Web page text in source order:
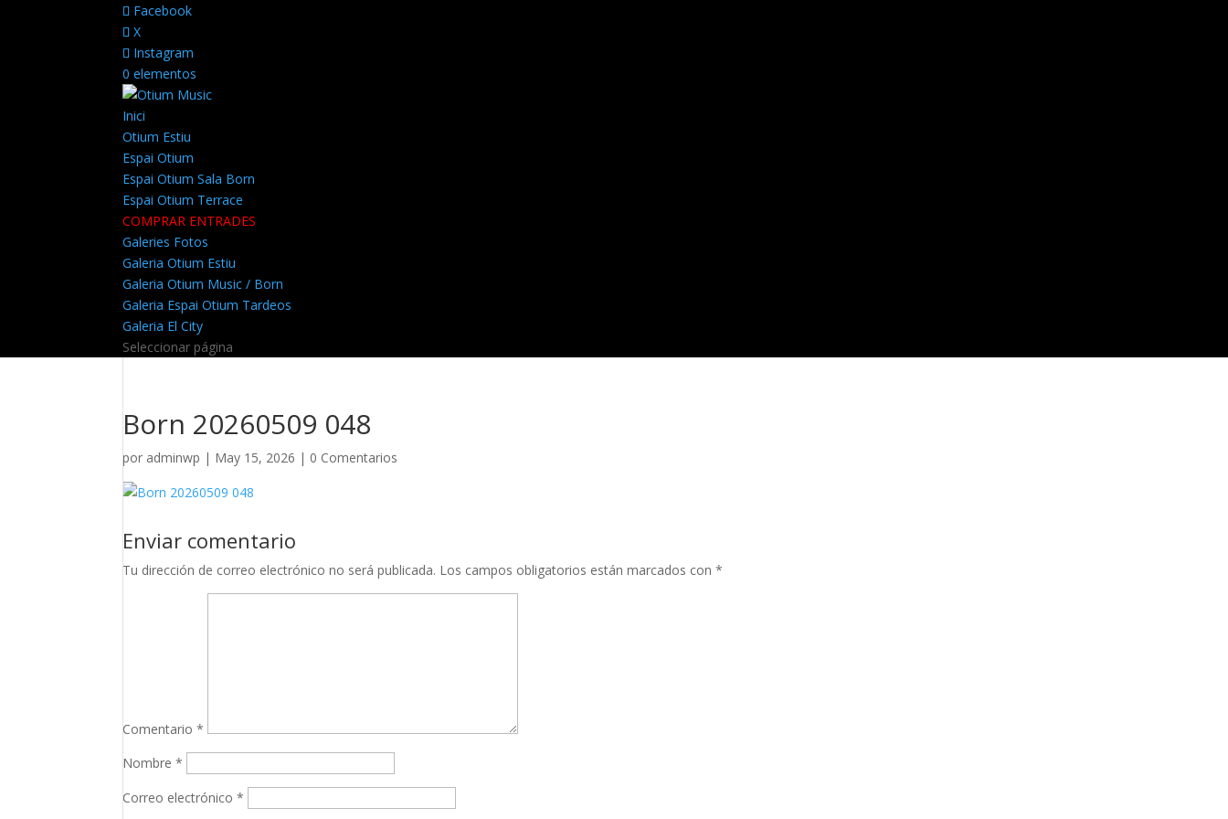
Facebook
X
Instagram
0 elementos
Inici
Otium Estiu
Espai Otium
Espai Otium Sala Born
Espai Otium Terrace
COMPRAR ENTRADES
Galeries Fotos
Galeria Otium Estiu
Galeria Otium Music / Born
Galeria Espai Otium Tardeos
Galeria El City
Seleccionar página
Born 20260509 048
por adminwp | May 15, 2026 | 0 Comentarios
Enviar comentario
Tu dirección de correo electrónico no será publicada. Los campos obligatorios están marcados con*
Comentario*
Nombre*
Correo electrónico*